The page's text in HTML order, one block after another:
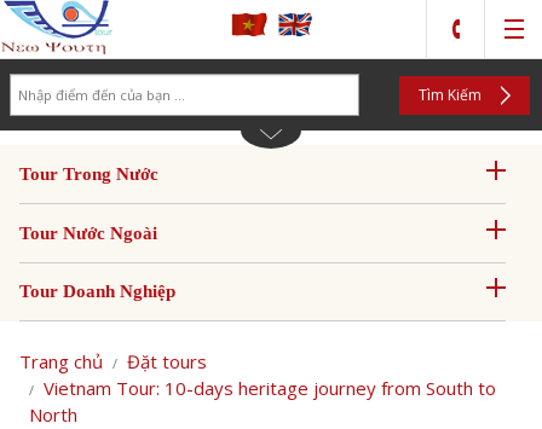
Tìm Kiếm
Tour Trong Nước
Tour Nước Ngoài
Tour Doanh Nghiệp
Trang chủ
Đặt tours
Vietnam Tour: 10-days heritage journey from South to
North